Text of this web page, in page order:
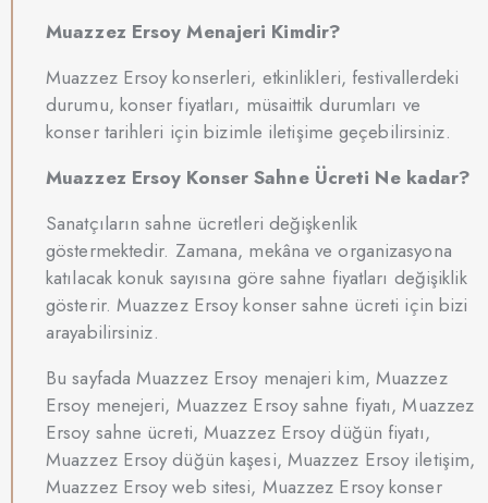
Muazzez Ersoy Menajeri Kimdir?
Muazzez Ersoy konserleri, etkinlikleri, festivallerdeki
durumu, konser fiyatları, müsaittik durumları ve
konser tarihleri için bizimle iletişime geçebilirsiniz.
Muazzez Ersoy Konser Sahne Ücreti Ne kadar?
Sanatçıların sahne ücretleri değişkenlik
göstermektedir. Zamana, mekâna ve organizasyona
katılacak konuk sayısına göre sahne fiyatları değişiklik
gösterir. Muazzez Ersoy konser sahne ücreti için bizi
arayabilirsiniz.
Bu sayfada Muazzez Ersoy menajeri kim, Muazzez
Ersoy menejeri, Muazzez Ersoy sahne fiyatı, Muazzez
Ersoy sahne ücreti, Muazzez Ersoy düğün fiyatı,
Muazzez Ersoy düğün kaşesi, Muazzez Ersoy iletişim,
Muazzez Ersoy web sitesi, Muazzez Ersoy konser